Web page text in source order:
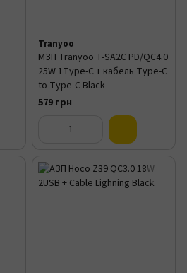
Tranyoo
МЗП Tranyoo T-SA2C PD/QC4.0
25W 1Type-C + кабель Type-C
to Type-C Black
579 грн